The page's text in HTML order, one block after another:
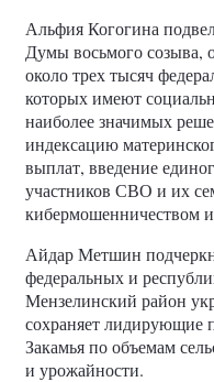
Альфия Когогина
Думы восьмого созыва,
около трех тысяч
которых имеют
наиболее значимых
индексацию
выплат, введение
участников СВО и их
кибермошенничеством
Айдар Метшин
федеральных и
Мензелинский район
сохраняет лидирующие
Закамья по объемам
и урожайности.